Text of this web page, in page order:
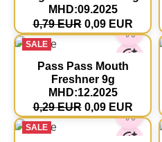
MHD:09.2025
0,79 EUR 0,09 EUR
SALE
Pass Pass Mouth
Freshner 9g
MHD:12.2025
0,29 EUR 0,09 EUR
SALE